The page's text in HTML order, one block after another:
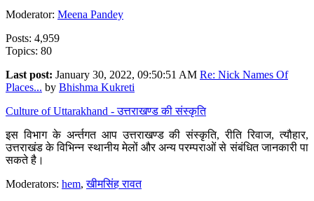
Moderator: Meena Pandey
Posts: 4,959
Topics: 80
Last post: January 30, 2022, 09:50:51 AM Re: Nick Names Of
Places... by Bhishma Kukreti
Culture of Uttarakhand - उत्तराखण्ड की संस्कृति
इस विभाग के अर्न्तगत आप उत्तराखण्ड की संस्कृति, रीति रिवाज, त्यौहार,
उत्तराखंड के विभिन्न स्थानीय मेलों और अन्य परम्पराओं से संबंधित जानकारी पा
सकते है।
Moderators: hem,खीमसिंह रावत